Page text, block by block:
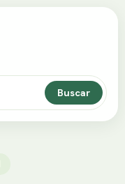
Buscar